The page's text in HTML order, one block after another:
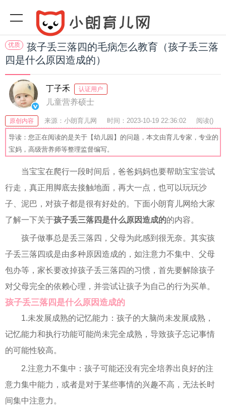
优质
孩子丢三落四的毛病怎么教育（孩子丢三落
四是什么原因造成的）
丁子禾 认证用户
儿童营养硕士
原创内容 来源：小朗育儿网 时间：2023-10-19 22:36:02 阅读()
收藏：57 分享：42 爆
导读：您正在阅读的是关于【幼儿园】的问题，本文由育儿专家，专业的
宝妈，高级营养师等整理监督编写。
当宝宝在爬行一段时间后，爸爸妈妈也要帮助宝宝尝试
行走，真正用脚底去接触地面，再大一点，也可以玩玩沙
子、泥巴，对孩子都是很有好处的。下面小朗育儿网给大家
了解一下关于孩子丢三落四是什么原因造成的的内容。
孩子做事总是丢三落四，父母为此感到很无奈。其实孩
子丢三落四或是由多种原因造成的，如注意力不集中、父母
包办等，家长要改掉孩子丢三落四的习惯，首先要解除孩子
对父母完全的依赖心理，并尝试让孩子为自己的行为买单。
孩子丢三落四是什么原因造成的
1.未发展成熟的记忆能力：孩子的大脑尚未发展成熟，
记忆能力和执行功能可能尚未完全成熟，导致孩子忘记事情
的可能性较高。
2.注意力不集中：孩子可能还没有完全培养出良好的注
意力集中能力，或者是对于某些事情的兴趣不高，无法长时
间集中注意力。